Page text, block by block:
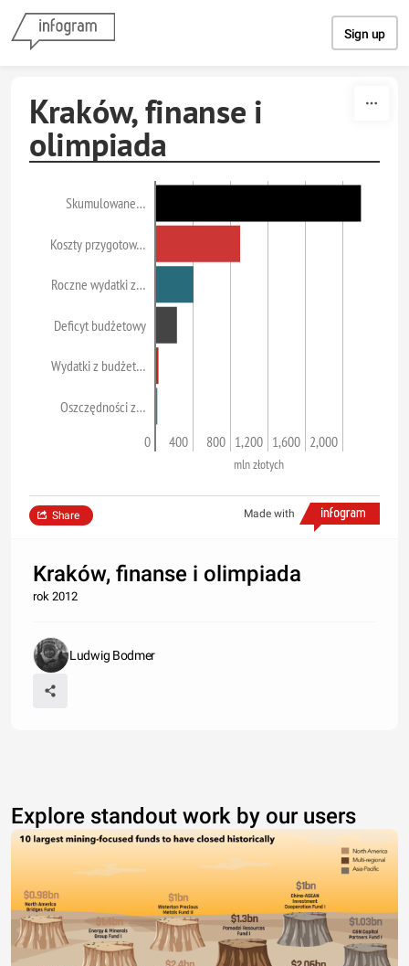
Sign up
Kraków, finanse i
olimpiada
Skumulowane…
Koszty przygotow…
Roczne wydatki z…
Deficyt budżetowy
Wydatki z budżet…
Oszczędności z…
0 400 800 1,200 1,600 2,000
mln złotych
Made with
Share
Kraków, finanse i olimpiada
rok 2012
Ludwig Bodmer
Explore standout work by our users